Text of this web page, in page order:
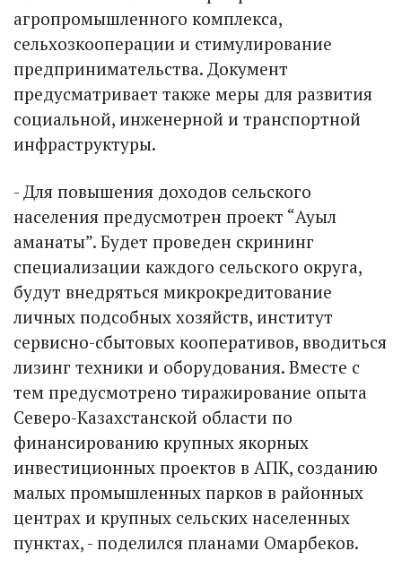
агропромышленного комплекса,
сельхозкооперации и стимулирование
предпринимательства. Документ
предусматривает также меры для развития
социальной, инженерной и транспортной
инфраструктуры.
- Для повышения доходов сельского
населения предусмотрен проект “Ауыл
аманаты”. Будет проведен скрининг
специализации каждого сельского округа,
будут внедряться микрокредитование
личных подсобных хозяйств, институт
сервисно-сбытовых кооперативов, вводиться
лизинг техники и оборудования. Вместе с
тем предусмотрено тиражирование опыта
Северо-Казахстанской области по
финансированию крупных якорных
инвестиционных проектов в АПК, созданию
малых промышленных парков в районных
центрах и крупных сельских населенных
пунктах, - поделился планами Омарбеков.